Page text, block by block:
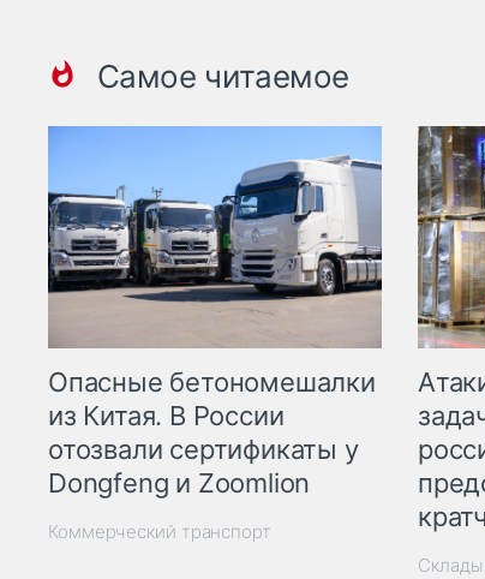
Самое читаемое
Опасные бетономешалки
из Китая. В России
отозвали сертификаты у
Dongfeng и Zoomlion
Коммерческий транспорт